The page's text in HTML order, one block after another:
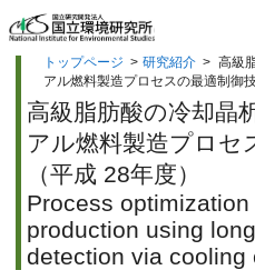
トップページ > 研究紹介 > 高級
アル燃料製造プロセスの最適制御
高級脂肪酸の冷却晶
アル燃料製造プロセ
（平成 28年度）
Process
production using
detection via cooling